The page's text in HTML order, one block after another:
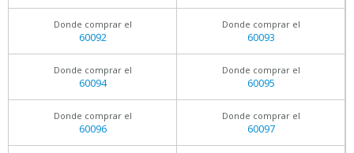
Donde comprar el
60092
Donde comprar el
60093
Donde comprar el
60094
Donde comprar el
60095
Donde comprar el
60096
Donde comprar el
60097